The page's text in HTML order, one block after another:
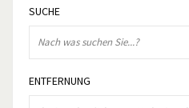
SUCHE
ENTFERNUNG